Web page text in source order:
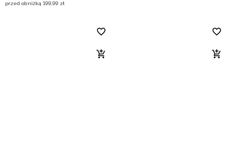
przed obniżką 199,99 zł